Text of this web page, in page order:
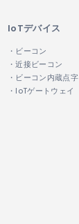
IoTデバイス
・ビーコン
・近接ビーコン
・ビーコン内蔵点
・IoTゲートウェイ